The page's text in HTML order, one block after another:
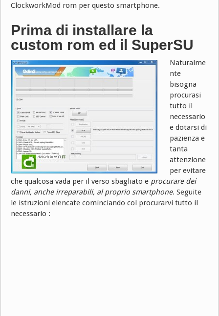
ClockworkMod rom per questo smartphone.
Prima di installare la
custom rom ed il SuperSU
Naturalme
nte
bisogna
procurasi
tutto il
necessario
e dotarsi di
pazienza e
tanta
attenzione
per evitare
che qualcosa vada per il verso sbagliato e procurare dei
danni, anche irreparabili, al proprio smartphone. Seguite
le istruzioni elencate cominciando col procurarvi tutto il
necessario :